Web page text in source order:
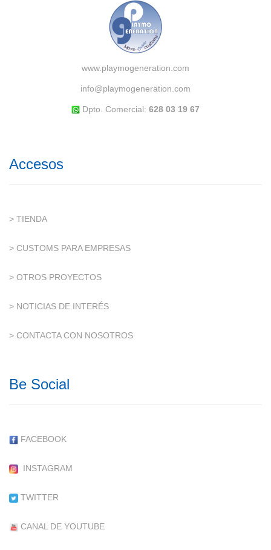
www.playmogeneration.com
info@playmogeneration.com
Dpto. Comercial: 628 03 19 67
Accesos
> TIENDA
> CUSTOMS PARA EMPRESAS
> OTROS PROYECTOS
> NOTICIAS DE INTERÉS
> CONTACTA CON NOSOTROS
Be Social
FACEBOOK
INSTAGRAM
TWITTER
CANAL DE YOUTUBE